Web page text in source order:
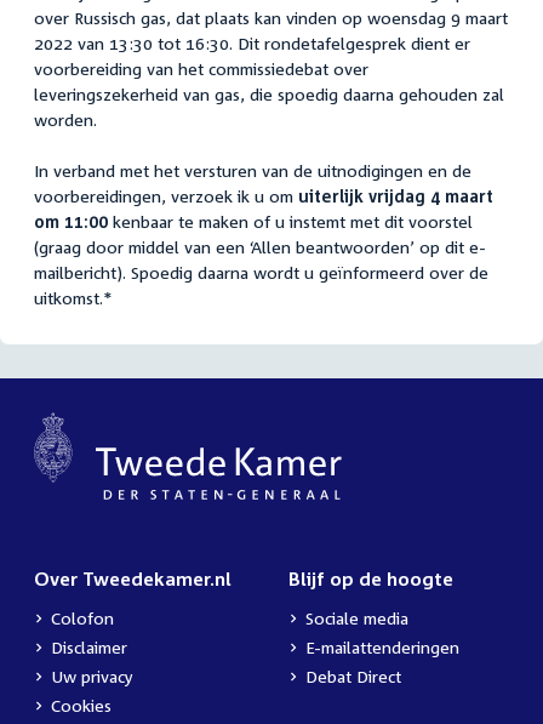
over Russisch gas, dat plaats kan vinden op woensdag 9 maart
2022 van 13:30 tot 16:30. Dit rondetafelgesprek dient er
voorbereiding van het commissiedebat over
leveringszekerheid van gas, die spoedig daarna gehouden zal
worden.
In verband met het versturen van de uitnodigingen en de
voorbereidingen, verzoek ik u om uiterlijk vrijdag 4 maart
om 11:00 kenbaar te maken of u instemt met dit voorstel
(graag door middel van een ‘Allen beantwoorden’ op dit e-
mailbericht). Spoedig daarna wordt u geïnformeerd over de
uitkomst.*
Over Tweedekamer.nl
Colofon
Disclaimer
Uw privacy
Cookies
Blijf op de hoogte
Sociale media
E-mailattenderingen
Debat Direct